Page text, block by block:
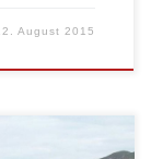
August 2015